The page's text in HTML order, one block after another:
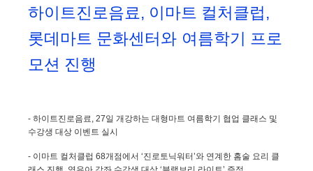
하이트진로음료, 이마트 컬처클럽,
롯데마트 문화센터와 여름학기 프로
모션 진행
- 하이트진로음료, 27일 개강하는 대형마트 여름학기 협업 클래스 및
수강생 대상 이벤트 실시
- 이마트 컬처클럽 68개점에서 ‘진로토닉워터’와 연계한 홈술 요리 클